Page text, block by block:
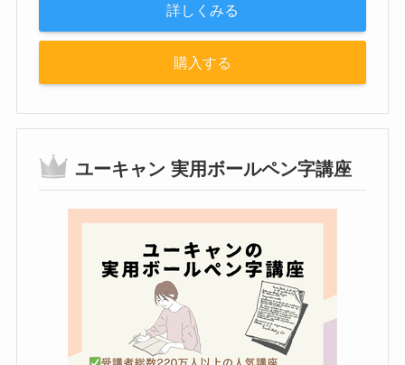
詳しくみる
購入する
ユーキャン 実用ボールペン字講座